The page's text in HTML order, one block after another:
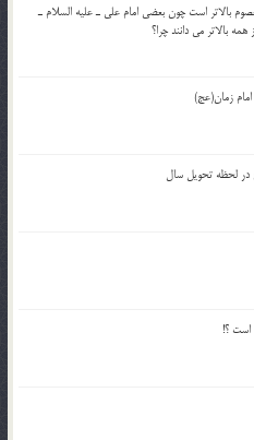
و درجه كدام يك از 14 معصوم بالاتر است چون بعضي امام علي ـ عليه السلام ـ
بالاتر مي دانند چرا؟
زمان(عج)
در لحظه تحویل سال
است ؟!